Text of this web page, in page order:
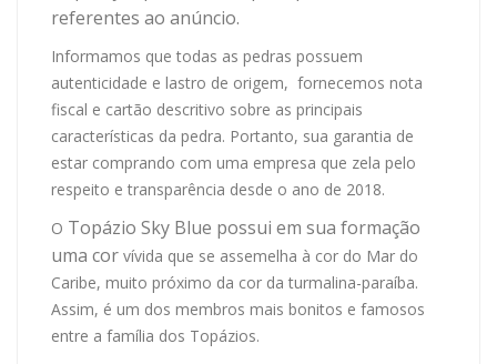
referentes ao anúncio.
Informamos que todas as pedras possuem
autenticidade e lastro de origem, fornecemos nota
fiscal e cartão descritivo sobre as principais
características da pedra. Portanto, sua garantia de
estar comprando com uma empresa que zela pelo
respeito e transparência desde o ano de 2018.
O Topázio Sky Blue possui em sua formação
uma cor vívida que se assemelha à cor do Mar do
Caribe, muito próximo da cor da turmalina-paraíba.
Assim, é um dos membros mais bonitos e famosos
entre a família dos Topázios.